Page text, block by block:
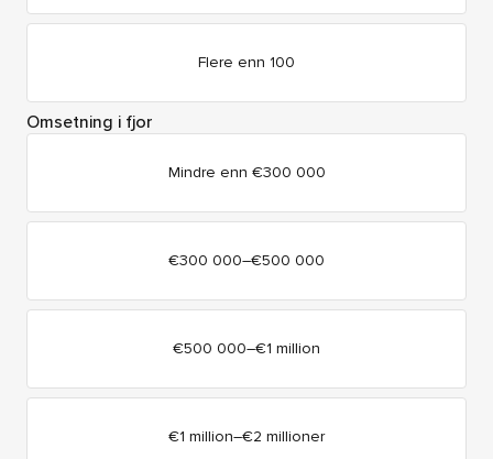
Flere enn 100
Omsetning i fjor
Mindre enn €300 000
€300 000–€500 000
€500 000–€1 million
€1 million–€2 millioner